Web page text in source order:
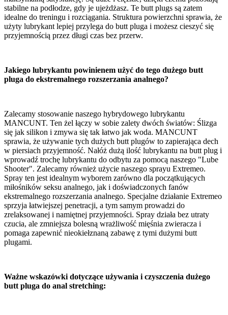
stabilne na podłodze, gdy je ujeżdżasz. Te butt plugs są zatem
idealne do treningu i rozciągania. Struktura powierzchni sprawia, że
użyty lubrykant lepiej przylega do butt pluga i możesz cieszyć się
przyjemnością przez długi czas bez przerw.
Jakiego lubrykantu powinienem użyć do tego dużego butt
pluga do ekstremalnego rozszerzania analnego?
Zalecamy stosowanie naszego hybrydowego lubrykantu
MANCUNT. Ten żel łączy w sobie zalety dwóch światów: Ślizga
się jak silikon i zmywa się tak łatwo jak woda. MANCUNT
sprawia, że używanie tych dużych butt plugów to zapierająca dech
w piersiach przyjemność. Nałóż dużą ilość lubrykantu na butt plug i
wprowadź trochę lubrykantu do odbytu za pomocą naszego "Lube
Shooter". Zalecamy również użycie naszego sprayu Extremeo.
Spray ten jest idealnym wyborem zarówno dla początkujących
miłośników seksu analnego, jak i doświadczonych fanów
ekstremalnego rozszerzania analnego. Specjalne działanie Extremeo
sprzyja łatwiejszej penetracji, a tym samym prowadzi do
zrelaksowanej i namiętnej przyjemności. Spray działa bez utraty
czucia, ale zmniejsza bolesną wrażliwość mięśnia zwieracza i
pomaga zapewnić nieokiełznaną zabawę z tymi dużymi butt
plugami.
Ważne wskazówki dotyczące używania i czyszczenia dużego
butt pluga do anal stretching: